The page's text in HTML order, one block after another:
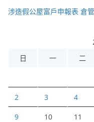
涉造假公屋富戶申報表 倉
日
一 二
2 3 4
9 10 11